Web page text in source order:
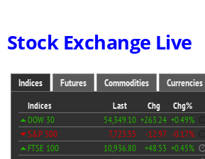
Stock Exchange Live